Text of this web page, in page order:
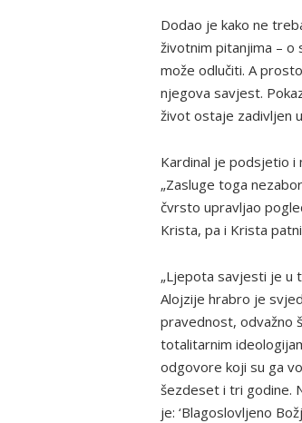
Dodao je kako ne
životnim pitanjima – o
može odlučiti. A
njegova savjest.
život ostaje zadivljen
Kardinal je podsjetio i
„Zasluge toga
čvrsto upravljao
Krista, pa i Krista
„Ljepota savjesti je u
Alojzije hrabro je
pravednost, odvažno
totalitarnim
odgovore koji su ga
šezdeset i tri godine.
je: ‘Blagoslovljeno